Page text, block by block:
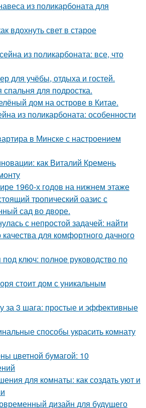
из поликарбоната для
вдохнуть свет в старое
из поликарбоната: все, что
для учёбы, отдыха и гостей.
для подростка.
дом на острове в Китае.
из поликарбоната: особенности
в Минске с настроением
как Виталий Кремень
1960-х годов на нижнем этаже
тропический оазис с
сад во дворе.
с непростой задачей: найти
качества для комфортного дачного
ключ: полное руководство по
стоит дом с уникальным
за 3 шага: простые и эффективные
способы украсить комнату
цветной бумагой: 10
для комнаты: как создать уют и
дизайн для будущего